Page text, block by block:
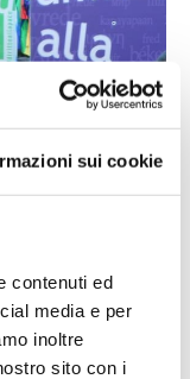
sui cookie
contenuti ed
media e per
inoltre
sito con i